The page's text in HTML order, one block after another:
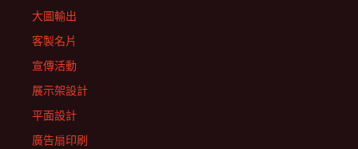
大圖輸出
客製名片
宣傳活動
展示架設計
平面設計
廣告扇印刷